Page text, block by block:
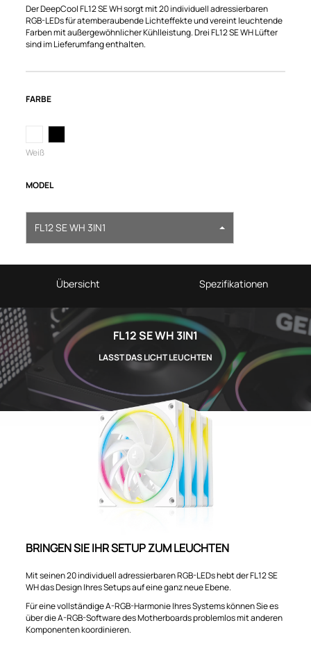
Der DeepCool FL12 SE WH sorgt mit 20 individuell adressierbaren
RGB-LEDs für atemberaubende Lichteffekte und vereint leuchtende
Farben mit außergewöhnlicher Kühlleistung. Drei FL12 SE WH Lüfter
sind im Lieferumfang enthalten.
FARBE
Weiß
MODEL
FL12 SE WH 3IN1
Übersicht Spezifikationen
FL12 SE WH 3IN1
LASST DAS LICHT LEUCHTEN
BRINGEN SIE IHR SETUP ZUM LEUCHTEN
Mit seinen 20 individuell adressierbaren RGB-LEDs hebt der FL12 SE
WH das Design Ihres Setups auf eine ganz neue Ebene.
Für eine vollständige A-RGB-Harmonie Ihres Systems können Sie es
über die A-RGB-Software des Motherboards problemlos mit anderen
Komponenten koordinieren.